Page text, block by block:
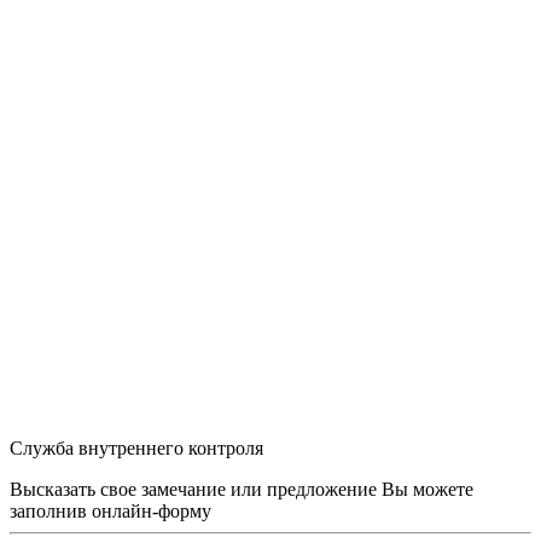
Служба внутреннего контроля
Высказать свое замечание или предложение Вы можете
заполнив онлайн-форму